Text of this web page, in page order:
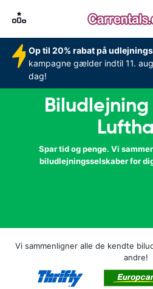
Op til 20% rabat på
kampagne gælder indtil 11.
dag!
Spar tid og penge. Vi
biludlejningsselskaber for
Vi sammenligner alle de kendte
andre!